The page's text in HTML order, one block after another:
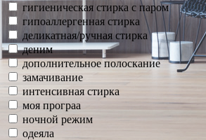
гигиеническая стирка с паром
гипоаллергенная стирка
деликатная/ручная стирка
деним
дополнительное полоскание
замачивание
интенсивная стирка
моя програа
ночной режим
одеяла